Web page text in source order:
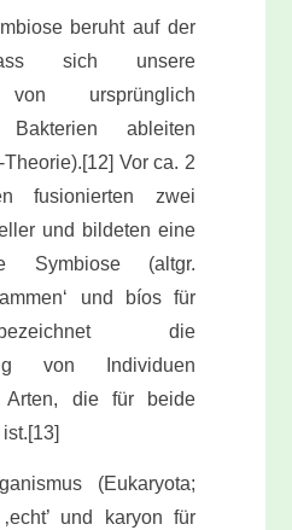
beruht auf der
sich unsere
von ursprünglich
Bakterien ableiten
Vor ca. 2
fusionierten zwei
und bildeten eine
Symbiose (altgr.
und bíos für
die
von Individuen
Arten, die für beide
(Eukaryota;
und karyon für